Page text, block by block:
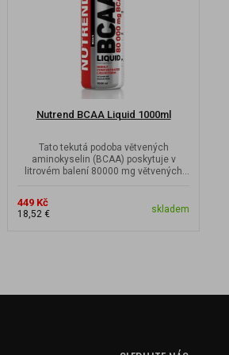
Nutrend BCAA Liquid 1000ml
Tato tekutá podoba větvených
aminokyselin (BCAA) poskytuje v
litrovém balení 80000 mg větvených
449 Kč
18,52 € skladem